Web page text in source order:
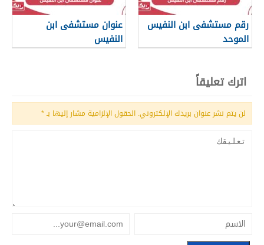
رقم مستشفى ابن النفيس
الموحد
عنوان مستشفى ابن
النفيس
اترك تعليقاً
لن يتم نشر عنوان بريدك الإلكتروني. الحقول الإلزامية مشار إليها بـ*